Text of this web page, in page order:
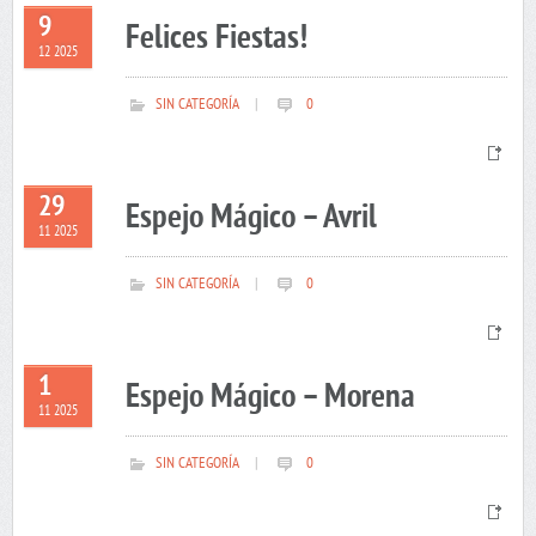
9
12 2025 Felices Fiestas!
SIN CATEGORÍA 0
29
11 2025 Espejo Mágico – Avril
SIN CATEGORÍA 0
1
11 2025 Espejo Mágico – Morena
SIN CATEGORÍA 0